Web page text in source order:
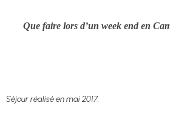
Que faire lors d’un week end en
Séjour réalisé en mai 2017.